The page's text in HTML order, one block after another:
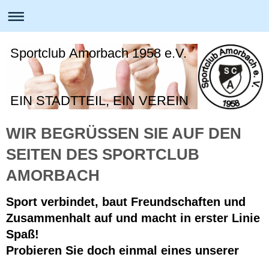
Sportclub Amorbach 1958 e.V.
EIN STADTTEIL, EIN VEREIN
WIR BEGRÜSSEN SIE AUF DEN S
EITEN DES SPORTCLUB A
MORBACH
Sport verbindet, baut Freundschaften und
Zusammenhalt auf und macht in erster Linie
Spaß!
Probieren Sie doch einmal eines unserer